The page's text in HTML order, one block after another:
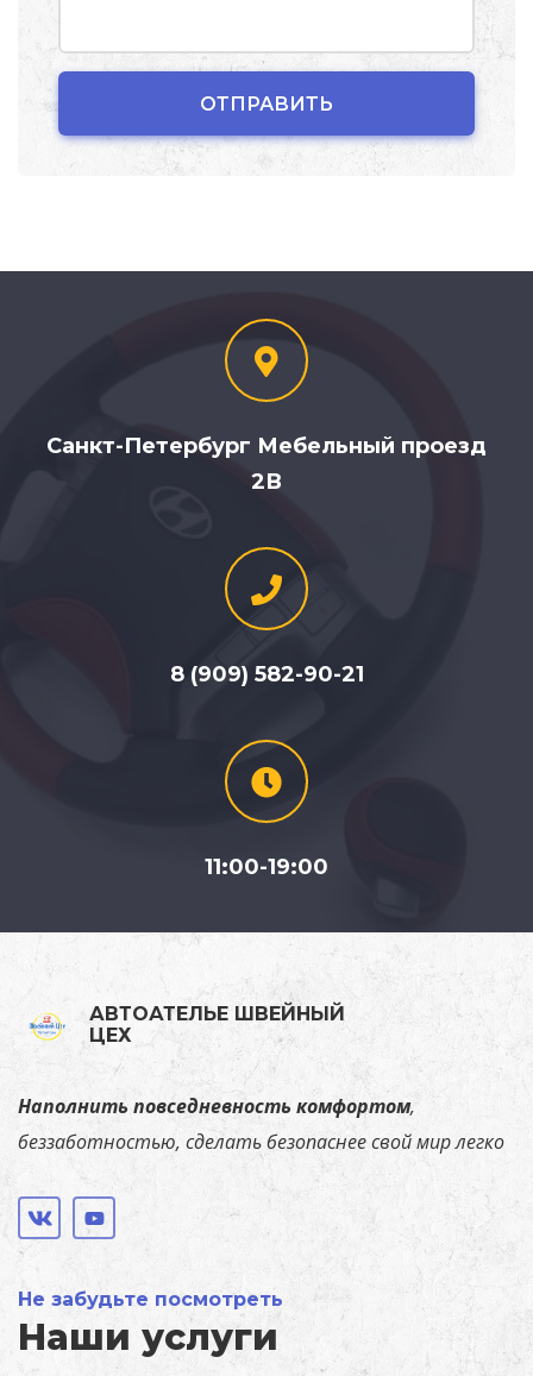
Санкт-Петербург Мебельный проезд
2В
8 (909) 582-90-21
11:00-19:00
АВТОАТЕЛЬЕ ШВЕЙНЫЙ
ЦЕХ
Наполнить повседневность комфортом,
беззаботностью, сделать безопаснее свой мир легко
Не забудьте посмотреть
Наши услуги